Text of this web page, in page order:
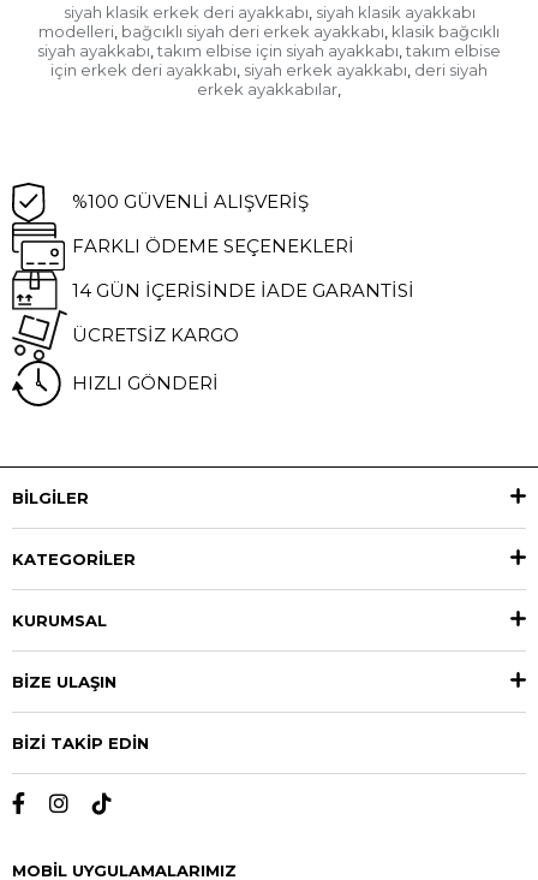
siyah klasik erkek deri ayakkabı siyah klasik ayakkabı
modelleri bağcıklı siyah deri erkek ayakkabı klasik bağcıklı
siyah ayakkabı takım elbise için siyah ayakkabı takım elbise
için erkek deri ayakkabı siyah erkek ayakkabı deri siyah
erkek ayakkabılar
%100 GÜVENLİ ALIŞVERİŞ
FARKLI ÖDEME SEÇENEKLERİ
14 GÜN İÇERİSİNDE İADE GARANTİSİ
ÜCRETSİZ KARGO
HIZLI GÖNDERİ
BİLGİLER
KATEGORİLER
KURUMSAL
BİZE ULAŞIN
BİZİ TAKİP EDİN
MOBİL UYGULAMALARIMIZ